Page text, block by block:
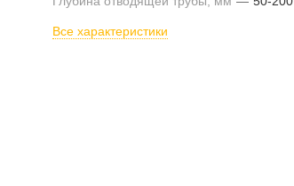
Все характеристики